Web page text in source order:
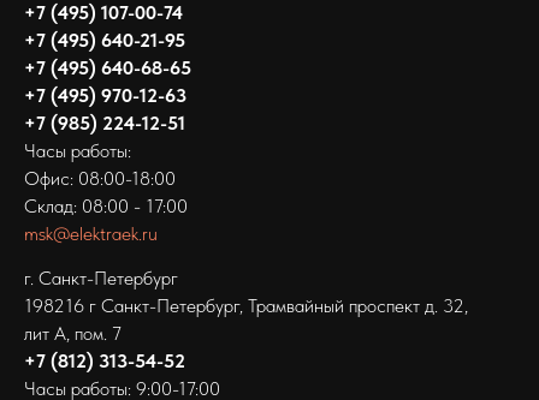
+7 (495) 107-00-74
+7 (495) 640-21-95
+7 (495) 640-68-65
+7 (495) 970-12-63
+7 (985) 224-12-51
Часы работы:
Офис: 08:00-18:00
Склад: 08:00 - 17:00
msk@elektraek.ru
г. Санкт-Петербург
198216 г Санкт-Петербург‚ Трамвайный проспект д. 32,
лит А, пом. 7
+7 (812) 313-54-52
Часы работы: 9:00-17:00